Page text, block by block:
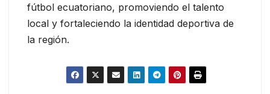
fútbol ecuatoriano, promoviendo el talento
local y fortaleciendo la identidad deportiva de
la región.